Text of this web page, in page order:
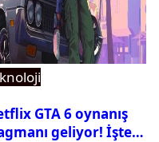
GTA 6 oynanış
geliyor! İşte